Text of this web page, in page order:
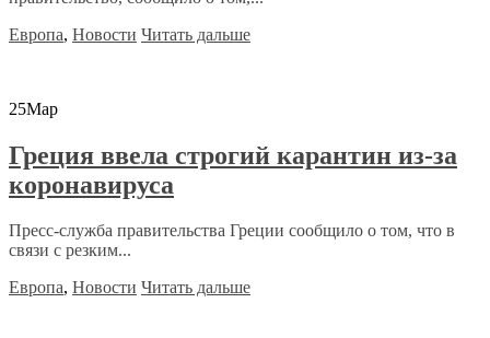
Европа, Новости Читать дальше
25Мар
Греция ввела строгий карантин из-за
коронавируса
Пресс-служба правительства Греции сообщило о том, что в
связи с резким...
Европа, Новости Читать дальше